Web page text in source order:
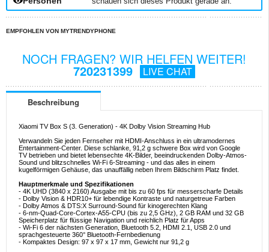
EMPFOHLEN VON MYTRENDYPHONE
NOCH FRAGEN? WIR HELFEN WEITER!
720231399 LIVE CHAT
Beschreibung
Xiaomi TV Box S (3. Generation) - 4K Dolby Vision Streaming Hub
Verwandeln Sie jeden Fernseher mit HDMI-Anschluss in ein ultramodernes
Entertainment-Center. Diese schlanke, 91,2 g schwere Box wird von Google
TV betrieben und bietet lebensechte 4K-Bilder, beeindruckenden Dolby-Atmos-
Sound und blitzschnelles Wi-Fi 6-Streaming - und das alles in einem
kugelförmigen Gehäuse, das unauffällig neben Ihrem Bildschirm Platz findet.
Hauptmerkmale und Spezifikationen
- 4K UHD (3840 x 2160) Ausgabe mit bis zu 60 fps für messerscharfe Details
- Dolby Vision & HDR10+ für lebendige Kontraste und naturgetreue Farben
- Dolby Atmos & DTS:X Surround-Sound für kinogerechten Klang
- 6-nm-Quad-Core-Cortex-A55-CPU (bis zu 2,5 GHz), 2 GB RAM und 32 GB
Speicherplatz für flüssige Navigation und reichlich Platz für Apps
- Wi-Fi 6 der nächsten Generation, Bluetooth 5.2, HDMI 2.1, USB 2.0 und
sprachgesteuerte 360° Bluetooth-Fernbedienung
- Kompaktes Design: 97 x 97 x 17 mm, Gewicht nur 91,2 g